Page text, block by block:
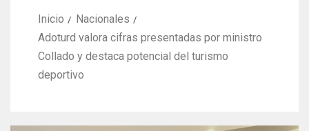
Inicio
Nacionales
Adoturd valora cifras presentadas por ministro
Collado y destaca potencial del turismo
deportivo